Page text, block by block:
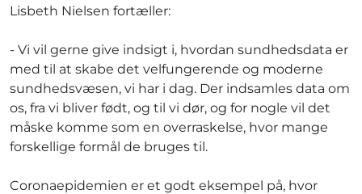
Lisbeth Nielsen fortæller:
- Vi vil gerne give indsigt i, hvordan sundhedsdata er
med til at skabe det velfungerende og moderne
sundhedsvæsen, vi har i dag. Der indsamles data om
os, fra vi bliver født, og til vi dør, og for nogle vil det
måske komme som en overraskelse, hvor mange
forskellige formål de bruges til.
Coronaepidemien er et godt eksempel på, hvor